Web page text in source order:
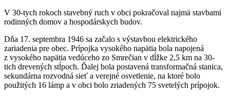
V 30-tych rokoch stavebný ruch v obci pokračoval najmä stavbami
rodinných domov a hospodárskych budov.
Dňa 17. septembra 1946 sa začalo s výstavbou elektrického
zariadenia pre obec. Prípojka vysokého napätia bola napojená
z vysokého napätia vedúceho zo Smrečian v dĺžke 2,5 km na 30-
tich drevených stĺpoch. Ďalej bola postavená transformačná stanica,
sekundárna rozvodná sieť a verejné osvetlenie, na ktoré bolo
použitých 16 lámp a v obci bolo zriadených 75 svetelých prípojok.